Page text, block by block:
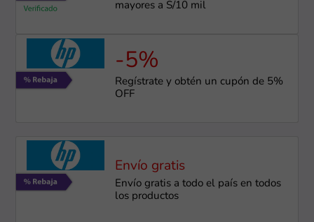
mayores a S/10 mil
-5%
Regístrate y obtén un cupón de 5%
OFF
Envío gratis
Envío gratis a todo el país en todos
los productos